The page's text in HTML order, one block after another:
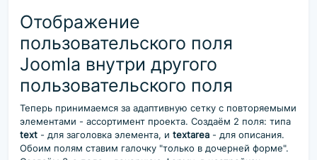
Отображение
пользовательского поля
Joomla внутри другого
пользовательского поля
Теперь принимаемся за адаптивную сетку с повторяемыми
элементами - ассортимент проекта. Создаём 2 поля: типа
text - для заголовка элемента, и textarea - для описания.
Обоим полям ставим галочку "только в дочерней форме".